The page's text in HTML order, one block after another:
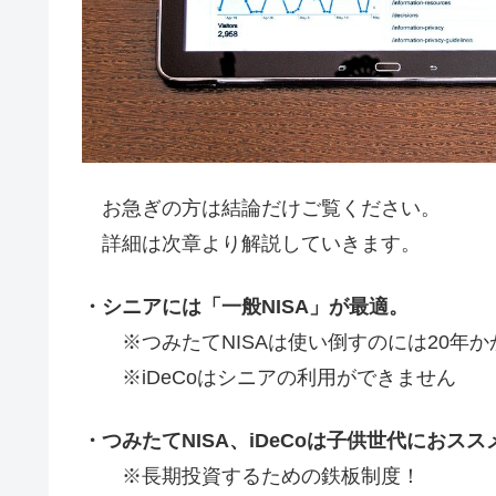
お急ぎの方は結論だけご覧ください。
詳細は次章より解説していきます。
・シニアには「一般NISA」が最適。
※つみたてNISAは使い倒すのには20年か
※iDeCoはシニアの利用ができません
・つみたてNISA、iDeCoは子供世代におスス
※長期投資するための鉄板制度！